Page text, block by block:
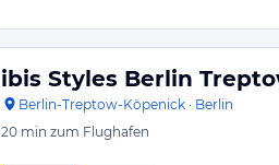
ibis Styles Berlin
Berlin-Treptow-Köpenick · Berlin
20 min zum Flughafen